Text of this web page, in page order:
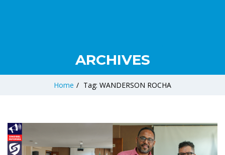
ARCHIVES
Home / Tag: WANDERSON ROCHA